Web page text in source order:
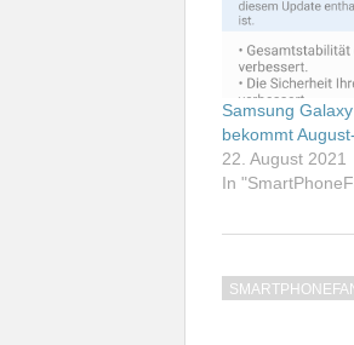
Samsung
bekommt
22. August 2021
In